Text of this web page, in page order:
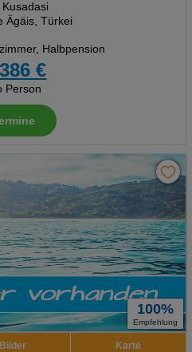
Kusadasi
Ägäis, Türkei
Halbpension
386 €
Person
100%
Empfehlung
Bilder Karte